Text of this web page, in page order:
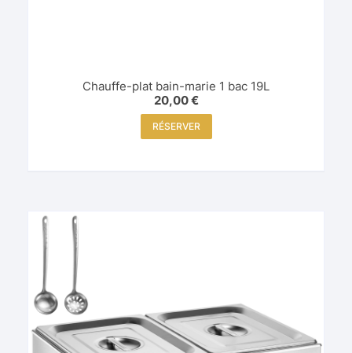
Chauffe-plat bain-marie 1 bac 19L
20,00€
RÉSERVER